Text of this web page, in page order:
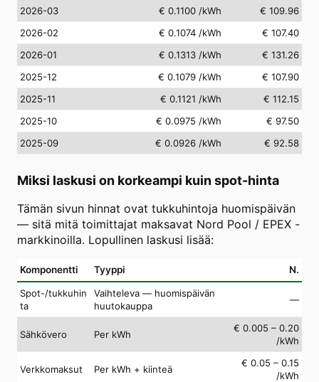
2026-03
€ 0.1100 /kWh
€ 109.96
2026-02
€ 0.1074 /kWh
€ 107.40
2026-01
€ 0.1313 /kWh
€ 131.26
2025-12
€ 0.1079 /kWh
€ 107.90
2025-11
€ 0.1121 /kWh
€ 112.15
2025-10
€ 0.0975 /kWh
€ 97.50
2025-09
€ 0.0926 /kWh € 92.58
Miksi laskusi on korkeampi kuin spot-hinta
Tämän sivun hinnat ovat tukkuhintoja huomispäivän
— sitä mitä toimittajat maksavat Nord Pool / EPEX -
markkinoilla. Lopullinen laskusi lisää:
Komponentti Tyyppi N.
Spot-/tukkuhin
ta
Vaihteleva — huomispäivän
huutokauppa
—
Sähkövero Per kWh
€ 0.005 – 0.20
/kWh
Verkkomaksut Per kWh + kiinteä
€ 0.05 – 0.15
/kWh